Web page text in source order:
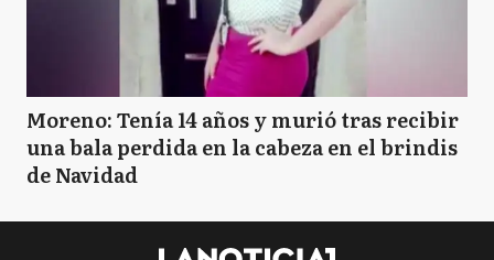
Moreno: Tenía 14 años y murió tras recibir
una bala perdida en la cabeza en el brindis
de Navidad